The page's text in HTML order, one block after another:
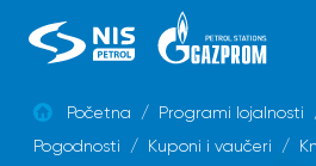
content
Početna / Programi lojalnosti
Pogodnosti
/ Kuponi i vaučeri /